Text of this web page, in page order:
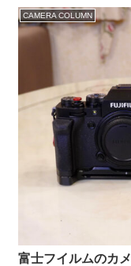
CAMERA COLUMN
富士フイルムのカ